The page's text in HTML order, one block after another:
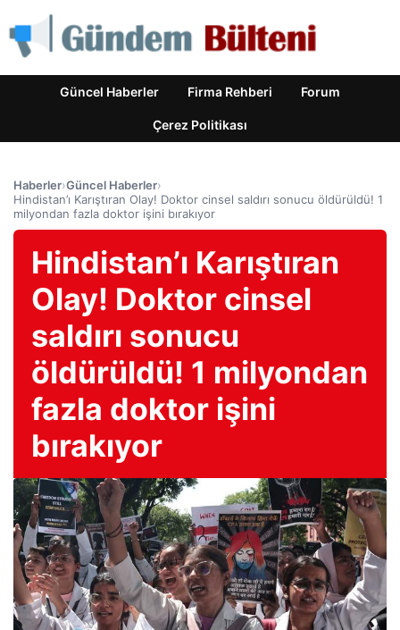
Güncel Haberler Firma Rehberi Forum
Çerez Politikası
Haberler›Güncel Haberler›
Hindistan’ı Karıştıran Olay! Doktor cinsel saldırı sonucu öldürüldü! 1
milyondan fazla doktor işini bırakıyor
Hindistan’ı Karıştıran
Olay! Doktor cinsel
saldırı sonucu
öldürüldü! 1 milyondan
fazla doktor işini
bırakıyor